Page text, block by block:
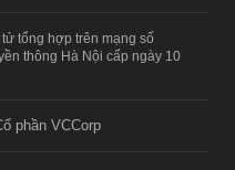
tổng hợp trên mạng số
thông Hà Nội cấp ngày 10
phần VCCorp